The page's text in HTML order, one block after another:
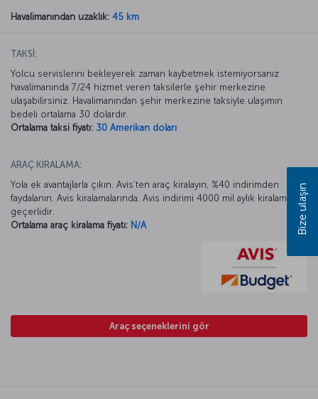
Havalimanından uzaklık: 45 km
TAKSİ:
Yolcu servislerini bekleyerek zaman kaybetmek istemiyorsanız
havalimanında 7/24 hizmet veren taksilerle şehir merkezine
ulaşabilirsiniz. Havalimanından şehir merkezine taksiyle ulaşımın
bedeli ortalama 30 dolardır.
Ortalama taksi fiyatı: 30 Amerikan doları
ARAÇ KİRALAMA:
Yola ek avantajlarla çıkın. Avis’ten araç kiralayın, %40 indirimden
faydalanın. Avis kiralamalarında. Avis indirimi 4000 mil aylık kiralamada
geçerlidir.
Ortalama araç kiralama fiyatı: N/A
Araç seçeneklerini gör
Bize ulaşın